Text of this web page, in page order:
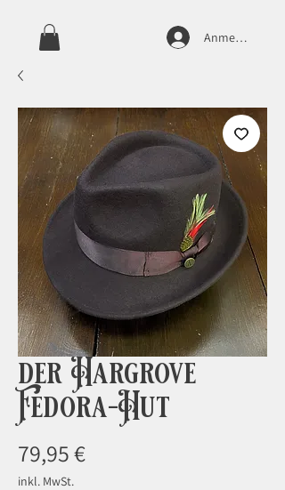
Anmelden
der Hargrove
Fedora-Hut
79,95 €Preis
inkl. MwSt.